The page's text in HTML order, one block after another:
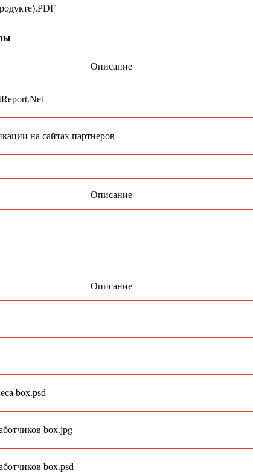
Описание
на сайтах партнеров
Описание
Описание
box.psd
box.jpg
box.psd